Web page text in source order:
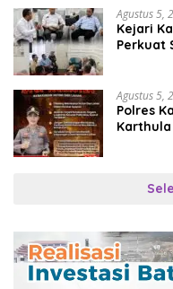
Agustus 5,
Kejari
Perkuat
Agustus 5,
Polres